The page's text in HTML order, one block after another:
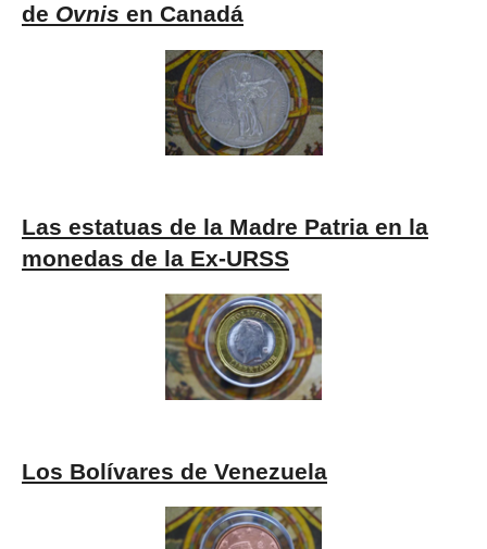
de Ovnis en Canadá
Las estatuas de la Madre Patria en la
monedas de la Ex-URSS
Los Bolívares de Venezuela